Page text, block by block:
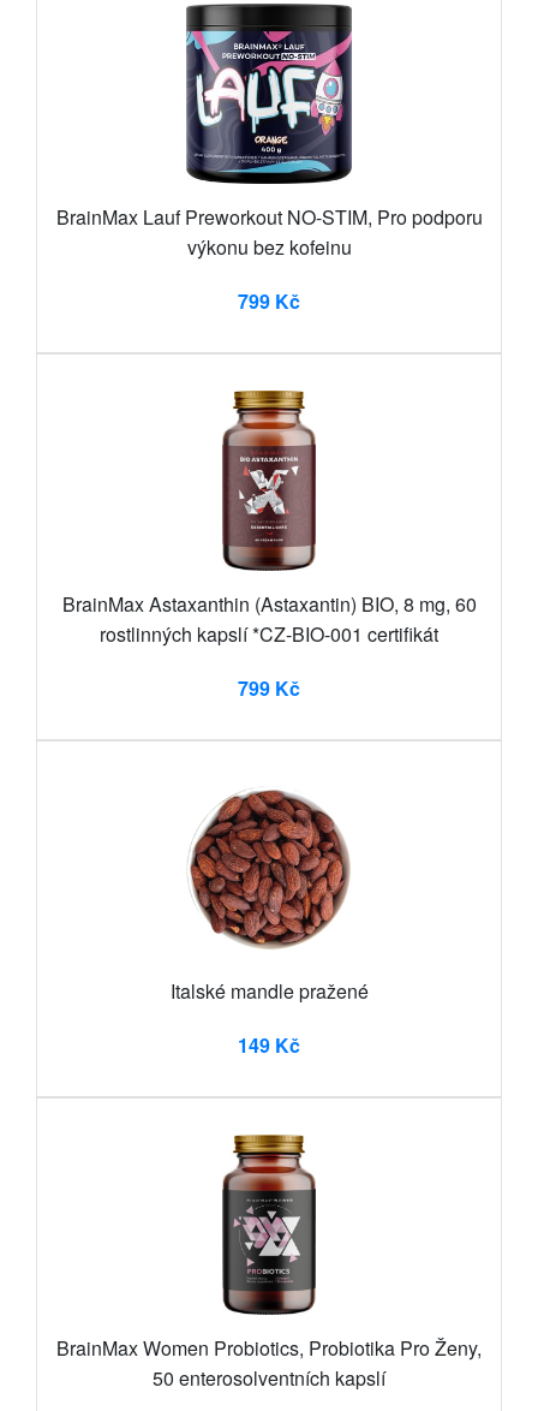
BrainMax Lauf Preworkout NO-STIM, Pro podporu
výkonu bez kofeinu
799 Kč
BrainMax Astaxanthin (Astaxantin) BIO, 8 mg, 60
rostlinných kapslí *CZ-BIO-001 certifikát
799 Kč
Italské mandle pražené
149 Kč
BrainMax Women Probiotics, Probiotika Pro Ženy,
50 enterosolventních kapslí